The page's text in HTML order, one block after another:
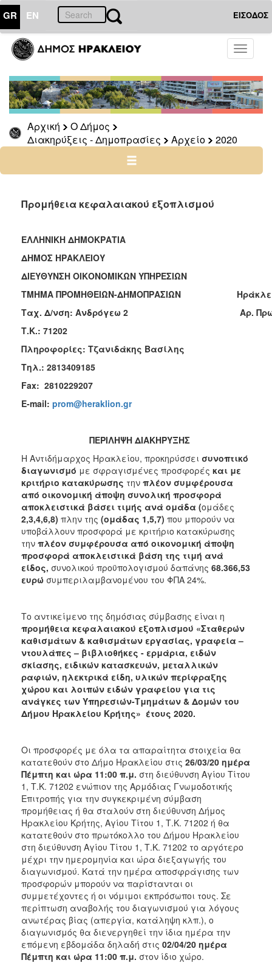
GR EN ΕΙΣΟΔΟΣ
Toggle
Αρχική
Ο Δήμος
Διακηρύξεις - Δημοπρασίες
Αρχείο 2020
ΔΗΜΟΣ
Διακηρύξεις
-
Δημοπρασίες
Αρχείο
2026
2024
2022
ΠΟΛΙΤΙΣΜΟΣ
ΑΝΘΕΚΤΙΚΗ
ΠΟΛΗ
Προμήθεια κεφαλαιακού εξοπλισμού
ΕΛΛΗΝΙΚΗ ΔΗΜΟΚΡΑΤΙΑ
ΔΗΜΟΣ ΗΡΑΚΛΕΙΟΥ
ΔΙΕΥΘΥΝΣΗ ΟΙΚΟΝΟΜΙΚΩΝ ΥΠΗΡΕΣΙΩΝ
ΤΜΗΜΑ ΠΡΟΜΗΘΕΙΩΝ-ΔΗΜΟΠΡΑΣΙΩΝ Ηράκλειο,
Ταχ. Δ/νση: Ανδρόγεω 2 Αρ.
Τ.Κ.: 71202
Πληροφορίες: Τζανιδάκης Βασίλης
Τηλ.: 2813409185
Fax: 2810229207
E-mail: prom@heraklion.gr
ΠΕΡΙΛΗΨΗ ΔΙΑΚΗΡΥΞΗΣ
Η Αντιδήμαρχος Ηρακλείου, προκηρύσσει συνοπτικό
διαγωνισμό με σφραγισμένες προσφορές και με
κριτήριο κατακύρωσης την πλέον συμφέρουσα
από οικονομική άποψη συνολική προσφορά
αποκλειστικά βάσει τιμής ανά ομάδα (ομάδες
2,3,4,6,8) πλην της (ομάδας 1,5,7) που μπορούν να
υποβάλλουν προσφορά με κριτήριο κατακύρωσης
την πλέον συμφέρουσα από οικονομική άποψη
προσφορά αποκλειστικά βάση της τιμή ανά
είδος, συνολικού προϋπολογισμού δαπάνης 68.366,53
ευρώ συμπεριλαμβανομένου του ΦΠΑ 24%.
Το αντικείμενο της δημόσιας σύμβασης είναι η
προμήθεια κεφαλαιακού εξοπλισμού «Σταθερών
καθισμάτων & καθισμάτων εργασίας, γραφεία –
ντουλάπες – βιβλιοθήκες - ερμάρια, ειδών
σκίασης, ειδικών κατασκευών, μεταλλικών
ραφιών, ηλεκτρικά είδη, υλικών περίφραξης
χώρου και λοιπών ειδών γραφείου για τις
ανάγκες των Υπηρεσιών-Τμημάτων & Δομών του
Δήμου Ηρακλείου Κρήτης» έτους 2020.
Οι προσφορές με όλα τα απαραίτητα στοιχεία θα
κατατεθούν στο Δήμο Ηρακλείου στις 26/03/20 ημέρα
Πέμπτη και ώρα 11:00 π.μ. στη διεύθυνση Αγίου Τίτου
1, Τ.Κ. 71202 ενώπιον της Αρμόδιας Γνωμοδοτικής
Επιτροπής για την συγκεκριμένη σύμβαση
προμήθειας ή θα σταλούν στη διεύθυνση Δήμος
Ηρακλείου Κρήτης, Αγίου Τίτου 1, Τ.Κ. 71202 ή θα
κατατεθούν στο πρωτόκολλο του Δήμου Ηρακλείου
στη διεύθυνση Αγίου Τίτου 1, Τ.Κ. 71202 το αργότερο
μέχρι την ημερομηνία και ώρα διεξαγωγής του
διαγωνισμού. Κατά την ημέρα αποσφράγισης των
προσφορών μπορούν να παρίστανται οι
συμμετέχοντες ή οι νόμιμοι εκπρόσωποι τους. Σε
περίπτωση αναβολής του διαγωνισμού για λόγους
ανωτέρας βίας (απεργία, κατάληψη κλπ.), ο
διαγωνισμός θα διενεργηθεί την ίδια ημέρα την
επόμενη εβδομάδα δηλαδή στις 02/04/20 ημέρα
Πέμπτη και ώρα 11:00 π.μ. στον ίδιο χώρο.